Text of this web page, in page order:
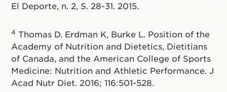
El Deporte, n. 2, S. 28-31. 2015.
4 Thomas D. Erdman K, Burke L. Position of the
Academy of Nutrition and Dietetics, Dietitians
of Canada, and the American College of Sports
Medicine: Nutrition and Athletic Performance. J
Acad Nutr Diet. 2016; 116:501-528.